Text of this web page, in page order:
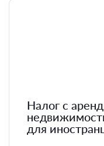
Налог с
для